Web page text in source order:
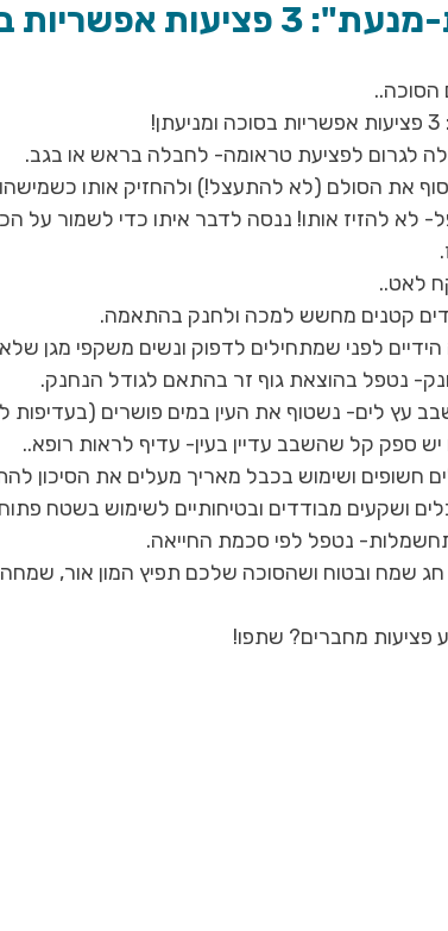
בסוכה ומניעתן!
הסוכה..
את הסולם (לא להתעצל!) ולהחזיק אותו
לא להזיז אותו! ננסה לדבר איתו כדי לשמור על
קטנים מחשש למכה ולחנק בהתאמה.
לפני שמתחילים לדפוק ונשים משקפי מגן
נטפל בהוצאת גוף זר בהתאם לגודל הנחנק.
עץ לים- נשטוף את העין במים פושרים (בעדיפות
ספק קל שהשבב עדיין בעין- עדיף לראות רופא..
ושקעים מבודדים ובטיחותיים לשימוש בשטח פתוח
נטפל לפי סכמת החייאה.
שמח ובטוח ושהסוכה שלכם תפיץ המון אור,
פציעות מחברים? שתפו!